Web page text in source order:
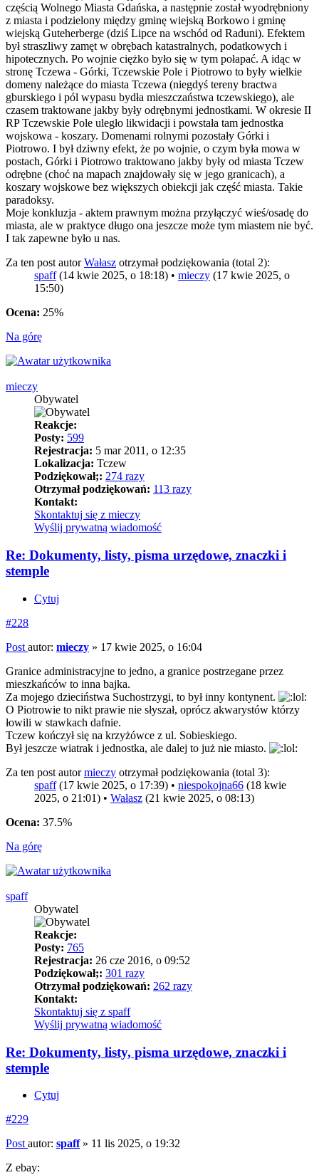
częścią Wolnego Miasta Gdańska, a następnie został wyodrębniony
z miasta i podzielony między gminę wiejską Borkowo i gminę
wiejską Guteherberge (dziś Lipce na wschód od Raduni). Efektem
był straszliwy zamęt w obrębach katastralnych, podatkowych i
hipotecznych. Po wojnie ciężko było się w tym połapać. A idąc w
stronę Tczewa - Górki, Tczewskie Pole i Piotrowo to były wielkie
domeny należące do miasta Tczewa (niegdyś tereny bractwa
gburskiego i pól wypasu bydła mieszczaństwa tczewskiego), ale
czasem traktowane jakby były odrębnymi jednostkami. W okresie II
RP Tczewskie Pole uległo likwidacji i powstała tam jednostka
wojskowa - koszary. Domenami rolnymi pozostały Górki i
Piotrowo. I był dziwny efekt, że po wojnie, o czym była mowa w
postach, Górki i Piotrowo traktowano jakby były od miasta Tczew
odrębne (choć na mapach znajdowały się w jego granicach), a
koszary wojskowe bez większych obiekcji jak część miasta. Takie
paradoksy.
Moje konkluzja - aktem prawnym można przyłączyć wieś/osadę do
miasta, ale w praktyce długo ona jeszcze może tym miastem nie być.
I tak zapewne było u nas.
Za ten post autorWałasz otrzymał podziękowania (total 2):
spaff(14 kwie 2025, o 18:18) • mieczy (17 kwie 2025, o
15:50)
Ocena: 25%
Na górę
mieczy
Obywatel
Reakcje:
Posty: 599
Rejestracja: 5 mar 2011, o 12:35
Lokalizacja: Tczew
Podziękował;: 274 razy
Otrzymał podziękowań: 113 razy
Kontakt:
Skontaktuj się z mieczy
Wyślij prywatną wiadomość
Re: Dokumenty, listy, pisma urzędowe, znaczki i
stemple
Cytuj
#228
Post autor: mieczy » 17 kwie 2025, o 16:04
Granice administracyjne to jedno, a granice postrzegane przez
mieszkańców to inna bajka.
Za mojego dzieciństwa Suchostrzygi, to był inny kontynent.
O Piotrowie to nikt prawie nie słyszał, oprócz akwarystów którzy
łowili w stawkach dafnie.
Tczew kończył się na krzyżówce z ul. Sobieskiego.
Był jeszcze wiatrak i jednostka, ale dalej to już nie miasto.
Za ten post autormieczy otrzymał podziękowania (total 3):
spaff(17 kwie 2025, o 17:39) • niespokojna66 (18 kwie
2025, o 21:01) • Wałasz (21 kwie 2025, o 08:13)
Ocena: 37.5%
Na górę
spaff
Obywatel
Reakcje:
Posty: 765
Rejestracja: 26 cze 2016, o 09:52
Podziękował;: 301 razy
Otrzymał podziękowań: 262 razy
Kontakt:
Skontaktuj się z spaff
Wyślij prywatną wiadomość
Re: Dokumenty, listy, pisma urzędowe, znaczki i
stemple
Cytuj
#229
Post autor: spaff» 11 lis 2025, o 19:32
Z ebay: